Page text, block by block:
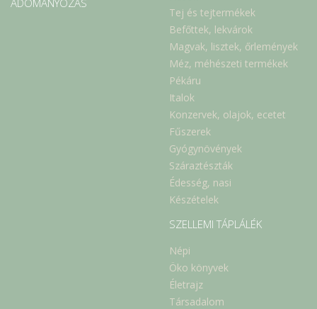
ADOMÁNYOZÁS
Tej és tejtermékek
Befőttek, lekvárok
Magvak, lisztek, őrlemények
Méz, méhészeti termékek
Pékáru
Italok
Konzervek, olajok, ecetet
Fűszerek
Gyógynövények
Száraztészták
Édesség, nasi
Készételek
SZELLEMI TÁPLÁLÉK
Népi
Öko könyvek
Életrajz
Társadalom